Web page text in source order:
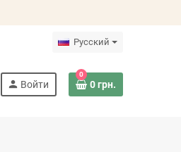
Русский
person Войти
0
0 грн.